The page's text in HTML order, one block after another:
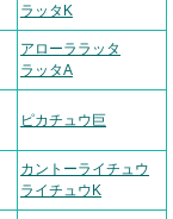
ラッタK
アローララッタ
ラッタA
ピカチュウ巨
カントーライチュウ
ライチュウK